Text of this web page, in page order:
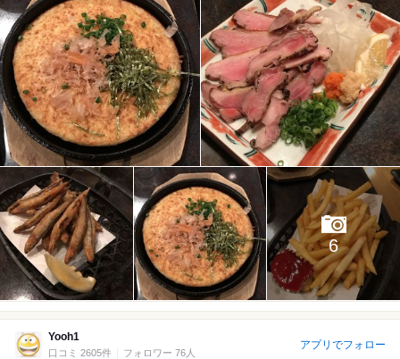
6
Yooh1
口コミ 2605件 フォロワー 76人
アプリでフォロー